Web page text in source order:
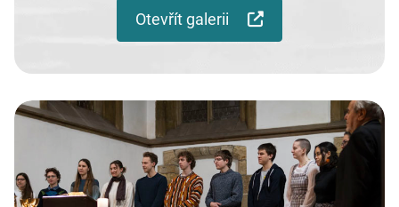
Otevřít galerii